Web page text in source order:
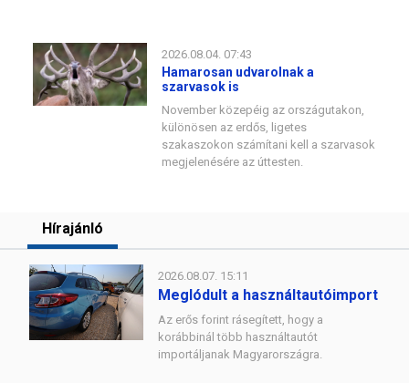
2026.08.04. 07:43
Hamarosan udvarolnak a
szarvasok is
November közepéig az országutakon,
különösen az erdős, ligetes
szakaszokon számítani kell a szarvasok
megjelenésére az úttesten.
Hírajánló
2026.08.07. 15:11
Meglódult a használtautóimport
Az erős forint rásegített, hogy a
korábbinál több használtautót
importáljanak Magyarországra.